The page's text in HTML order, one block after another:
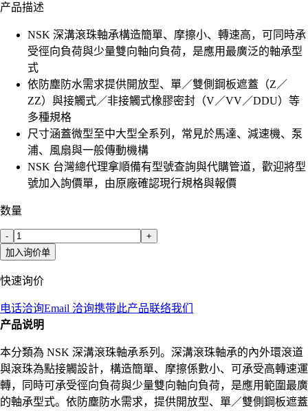
产品描述
NSK 深溝滾珠軸承構造簡單、摩擦小、轉速高，可同時承
受徑向負荷與少量雙向軸向負荷，是應用最廣泛的軸承型
式
依防塵防水需求提供開放型、單／雙側鋼板遮蓋（Z／
ZZ）與接觸式／非接觸式橡膠密封（V／VV／DDU）等
多種規格
尺寸涵蓋微型至中大型全系列，常見於馬達、減速機、泵
浦、風扇與一般傳動機構
NSK 台灣總代理拿順備有型號查詢與代購管道，歡迎將型
號加入詢價單，由原廠確認現行規格與報價
数量
-
+
加入询价单
快速询价
电话洽询Email 洽询携带此产品联络我们
产品说明
本分類為 NSK 深溝滾珠軸承系列。深溝滾珠軸承的內外環滾道
與滾珠為點接觸設計，構造簡單、摩擦係數小、可承受高轉速運
轉，同時可承受徑向負荷與少量雙向軸向負荷，是應用範圍最廣
的軸承型式。依防塵防水需求，提供開放型、單／雙側鋼板遮蓋